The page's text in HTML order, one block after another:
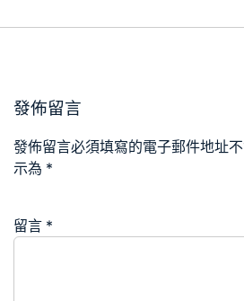
發佈留言
發佈留言必須填寫的電子郵件地址不
示為 *
留言 *